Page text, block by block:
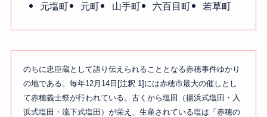
元塩町
元町 山手町 六百目町 若草町
のちに忠臣蔵として語り伝えられることとなる赤穂事件ゆかり
の地である。毎年12月14日[注釈 1]には赤穂市最大の催しとし
て赤穂義士祭が行われている。古くから塩田（揚浜式塩田・入
浜式塩田・流下式塩田）が栄え、生産されている塩は「赤穂の